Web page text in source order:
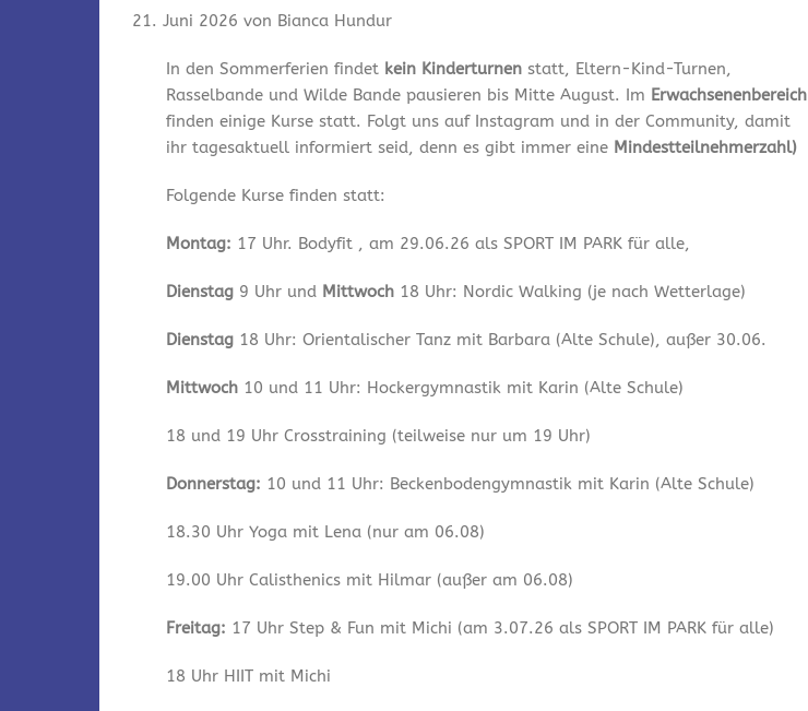
21. Juni 2026 von Bianca Hundur
In den Sommerferien findet kein Kinderturnen statt, Eltern-Kind-Turnen,
Rasselbande und Wilde Bande pausieren bis Mitte August. Im Erwachsenenbereich
finden einige Kurse statt. Folgt uns auf Instagram und in der Community, damit
ihr tagesaktuell informiert seid, denn es gibt immer eine Mindestteilnehmerzahl)
Folgende Kurse finden statt:
Montag: 17 Uhr. Bodyfit , am 29.06.26 als SPORT IM PARK für alle,
Dienstag 9 Uhr und Mittwoch 18 Uhr: Nordic Walking (je nach Wetterlage)
Dienstag 18 Uhr: Orientalischer Tanz mit Barbara (Alte Schule), außer 30.06.
Mittwoch 10 und 11 Uhr: Hockergymnastik mit Karin (Alte Schule)
18 und 19 Uhr Crosstraining (teilweise nur um 19 Uhr)
Donnerstag: 10 und 11 Uhr: Beckenbodengymnastik mit Karin (Alte Schule)
18.30 Uhr Yoga mit Lena (nur am 06.08)
19.00 Uhr Calisthenics mit Hilmar (außer am 06.08)
Freitag: 17 Uhr Step & Fun mit Michi (am 3.07.26 als SPORT IM PARK für alle)
18 Uhr HIIT mit Michi